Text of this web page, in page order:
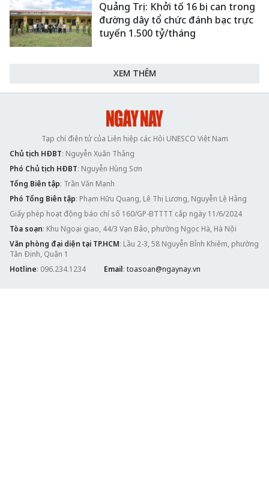
Quảng Trị: Khởi tố 16 bị can trong
đường dây tổ chức đánh bạc trực
tuyến 1.500 tỷ/tháng
XEM THÊM
Tạp chí điện tử của Liên hiệp các Hội UNESCO Việt Nam
Chủ tịch HĐBT: Nguyễn Xuân Thắng
Phó Chủ tịch HĐBT: Nguyễn Hùng Sơn
Tổng Biên tập: Trần Văn Mạnh
Phó Tổng Biên tập: Phạm Hữu Quang, Lê Thị Lương, Nguyễn Lệ Hằng
Giấy phép hoạt động báo chí số 160/GP-BTTTT cấp ngày 11/6/2024
Tòa soạn: Khu Ngoại giao, 44/3 Vạn Bảo, phường Ngọc Hà, Hà Nội
Văn phòng đại diện tại TP.HCM: Lầu 2-3, 58 Nguyễn Bỉnh Khiêm, phường
Tân Định, Quận 1
Hotline: 096.234.1234 Email: toasoan@ngaynay.vn